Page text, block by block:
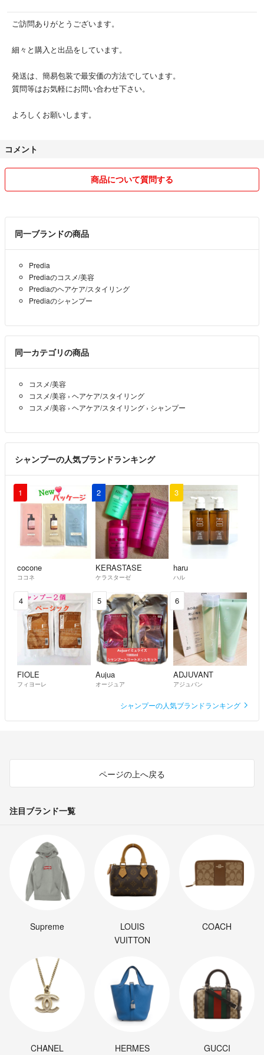
ご訪問ありがとうございます。
細々と購入と出品をしています。
発送は、簡易包装で最安価の方法でしています。
質問等はお気軽にお問い合わせ下さい。
よろしくお願いします。
コメント
商品について質問する
同一ブランドの商品
Predia
Prediaのコスメ/美容
Prediaのヘアケア/スタイリング
Prediaのシャンプー
同一カテゴリの商品
コスメ/美容
コスメ/美容 › ヘアケア/スタイリング
コスメ/美容 › ヘアケア/スタイリング › シャンプー
シャンプーの人気ブランドランキング
1
cocone
ココネ
2
KERASTASE
ケラスターゼ
3
haru
ハル
4
FIOLE
フィヨーレ
5
Aujua
オージュア
6
ADJUVANT
アジュバン
シャンプーの人気ブランドランキング
ページの上へ戻る
注目ブランド一覧
Supreme
LOUIS
VUITTON
COACH
CHANEL HERMES GUCCI